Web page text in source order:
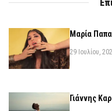
Μαρία
29 Ιουλίου,
Γιάννης